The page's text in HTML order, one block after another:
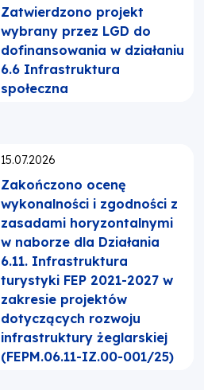
Zatwierdzono projekt
wybrany przez LGD do
dofinansowania w działaniu
6.6 Infrastruktura
społeczna
Opublikowano:
15.07.2026
Zakończono ocenę
wykonalności i zgodności z
zasadami horyzontalnymi
w naborze dla Działania
6.11. Infrastruktura
turystyki FEP 2021-2027 w
zakresie projektów
dotyczących rozwoju
infrastruktury żeglarskiej
(FEPM.06.11-IZ.00-001/25)